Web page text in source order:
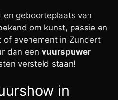
geboorteplaats van
om kunst, passie en
of evenement in Zundert
dan een vuurspuwer
versteld staan!
in